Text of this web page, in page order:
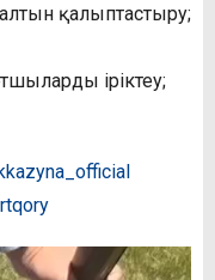
қалыптастыру;
іріктеу;